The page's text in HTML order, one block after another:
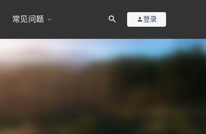
常见问题 登录